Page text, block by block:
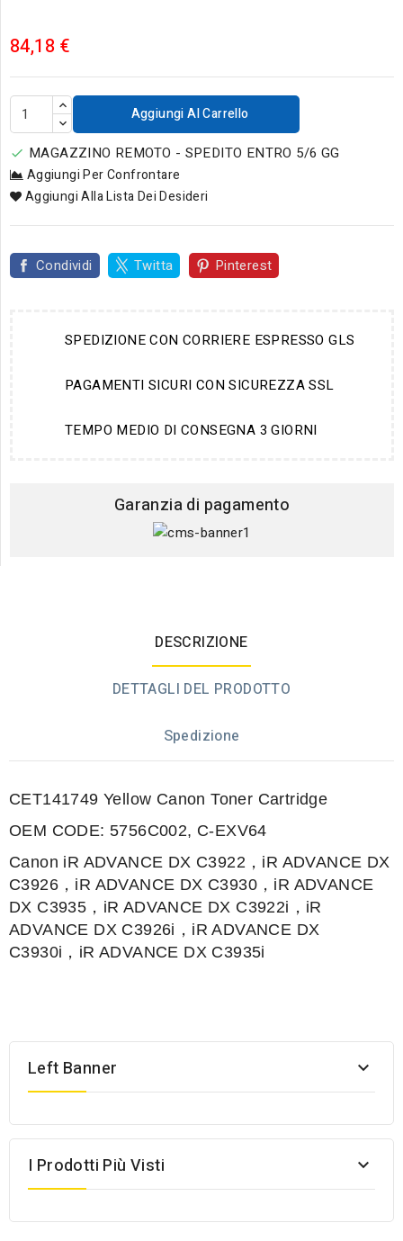
84,18 €
Aggiungi Al Carrello
 MAGAZZINO REMOTO - SPEDITO ENTRO 5/6 GG
Aggiungi Per Confrontare
Aggiungi Alla Lista Dei Desideri
Condividi Twitta Pinterest
SPEDIZIONE CON CORRIERE ESPRESSO GLS
PAGAMENTI SICURI CON SICUREZZA SSL
TEMPO MEDIO DI CONSEGNA 3 GIORNI
Garanzia di pagamento
DESCRIZIONE
DETTAGLI DEL PRODOTTO
Spedizione
CET141749 Yellow Canon Toner Cartridge
OEM CODE: 5756C002, C-EXV64
Canon iR ADVANCE DX C3922，iR ADVANCE DX
C3926，iR ADVANCE DX C3930，iR ADVANCE
DX C3935，iR ADVANCE DX C3922i，iR
ADVANCE DX C3926i，iR ADVANCE DX
C3930i，iR ADVANCE DX C3935i
Left Banner 
I Prodotti Più Visti 